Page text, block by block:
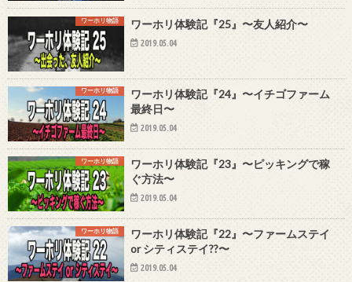
ワーホリ物語 ワーホリ体験記『25』〜友人紹介〜
2019.05.04
ワーホリ物語
ワーホリ体験記『24』〜イチゴファーム
最終日〜
2019.05.04
ワーホリ物語
ワーホリ体験記『23』〜ピッキングで稼
ぐ方法〜
2019.05.04
ワーホリ物語
ワーホリ体験記『22』〜ファームステイ
or シティステイ??〜
2019.05.04